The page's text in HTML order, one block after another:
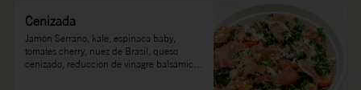
Cenizada
Jamón Serrano, kale, espinaca baby,
tomates cherry, nuez de Brasil, queso
cenizado, reducción de vinagre balsámico,